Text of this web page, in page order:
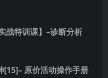
战特训课】–诊断分析
原价活动操作手册